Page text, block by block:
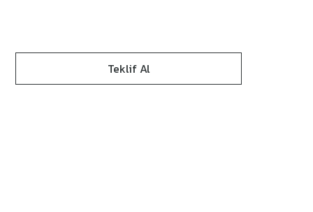
Teklif Al